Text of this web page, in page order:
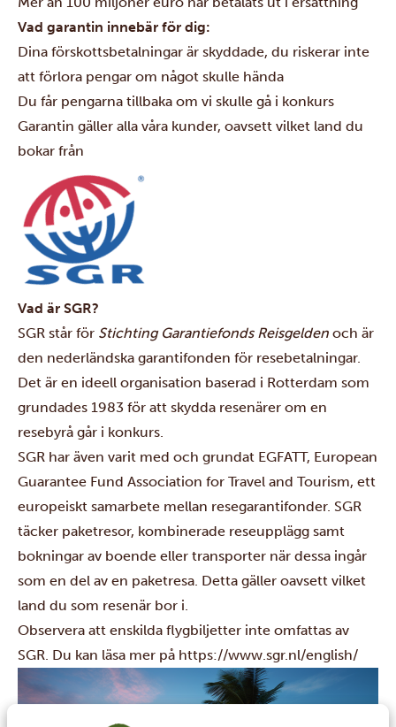
Vad garantin innebär för dig:
Dina förskottsbetalningar är skyddade, du riskerar inte
att förlora pengar om något skulle hända
Du får pengarna tillbaka om vi skulle gå i konkurs
Garantin gäller alla våra kunder, oavsett vilket land du
bokar från
Vad är SGR?
SGR står för Stichting Garantiefonds Reisgelden och är
den nederländska garantifonden för resebetalningar.
Det är en ideell organisation baserad i Rotterdam som
grundades 1983 för att skydda resenärer om en
resebyrå går i konkurs.
SGR har även varit med och grundat EGFATT, European
Guarantee Fund Association for Travel and Tourism, ett
europeiskt samarbete mellan resegarantifonder. SGR
täcker paketresor, kombinerade reseupplägg samt
bokningar av boende eller transporter när dessa ingår
som en del av en paketresa. Detta gäller oavsett vilket
land du som resenär bor i.
Observera att enskilda flygbiljetter inte omfattas av
SGR. Du kan läsa mer på https://www.sgr.nl/english/